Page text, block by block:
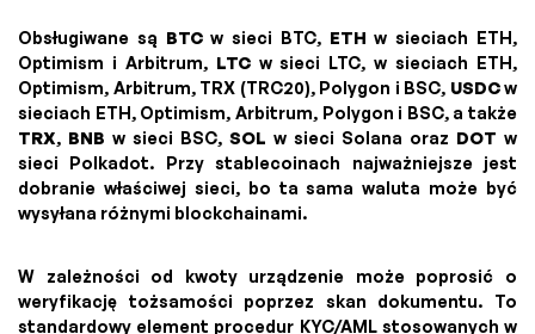
Obsługiwane są BTCw sieci BTC, ETH w sieciach ETH,
Optimism i Arbitrum, LTCw sieci LTC, w sieciach ETH,
Optimism, Arbitrum, TRX (TRC20), Polygon i BSC, USDCw
sieciach ETH, Optimism, Arbitrum, Polygon i BSC, a także
TRX, BNB w sieci BSC, SOL w sieci Solana oraz DOT w
sieci Polkadot. Przy stablecoinach najważniejsze jest
dobranie właściwej sieci, bo ta sama waluta może być
wysyłana różnymi blockchainami.
W zależności od kwoty urządzenie może poprosić o
weryfikację tożsamości poprzez skan dokumentu. To
standardowy element procedur KYC/AML stosowanych w